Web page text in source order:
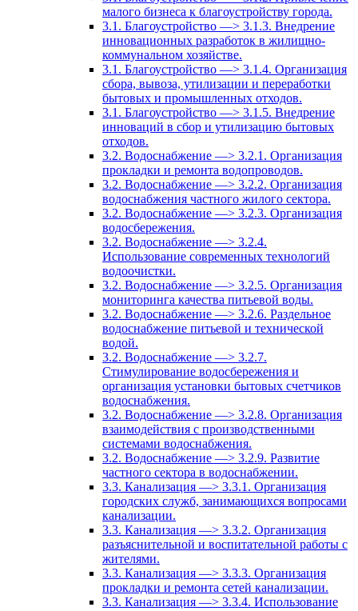
малого бизнеса к благоустройству города.
3.1. Благоустройство —> 3.1.3. Внедрение
инновационных разработок в жилищно-
коммунальном хозяйстве.
3.1. Благоустройство —> 3.1.4. Организация
сбора, вывоза, утилизации и переработки
бытовых и промышленных отходов.
3.1. Благоустройство —> 3.1.5. Внедрение
инноваций в сбор и утилизацию бытовых
отходов.
3.2. Водоснабжение —> 3.2.1. Организация
прокладки и ремонта водопроводов.
3.2. Водоснабжение —> 3.2.2. Организация
водоснабжения частного жилого сектора.
3.2. Водоснабжение —> 3.2.3. Организация
водосбережения.
3.2. Водоснабжение —> 3.2.4.
Использование современных технологий
водоочистки.
3.2. Водоснабжение —> 3.2.5. Организация
мониторинга качества питьевой воды.
3.2. Водоснабжение —> 3.2.6. Раздельное
водоснабжение питьевой и технической
водой.
3.2. Водоснабжение —> 3.2.7.
Стимулирование водосбережения и
организация установки бытовых счетчиков
водоснабжения.
3.2. Водоснабжение —> 3.2.8. Организация
взаимодействия с производственными
системами водоснабжения.
3.2. Водоснабжение —> 3.2.9. Развитие
частного сектора в водоснабжении.
3.3. Канализация —> 3.3.1. Организация
городских служб, занимающихся вопросами
канализации.
3.3. Канализация —> 3.3.2. Организация
разъяснительной и воспитательной работы с
жителями.
3.3. Канализация —> 3.3.3. Организация
прокладки и ремонта сетей канализации.
3.3. Канализация —> 3.3.4. Использование